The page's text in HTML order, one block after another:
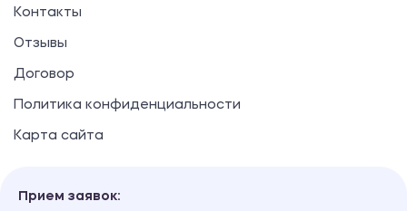
Контакты
Отзывы
Договор
Политика конфиденциальности
Карта сайта
Прием заявок: